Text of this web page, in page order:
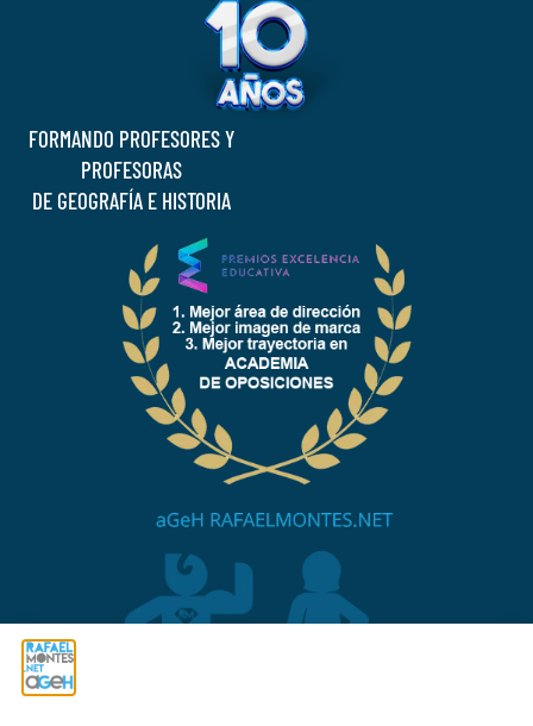
FORMANDO PROFESORES Y
PROFESORAS
DE GEOGRAFÍA E HISTORIA